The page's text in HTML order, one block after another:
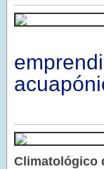
Climatológico